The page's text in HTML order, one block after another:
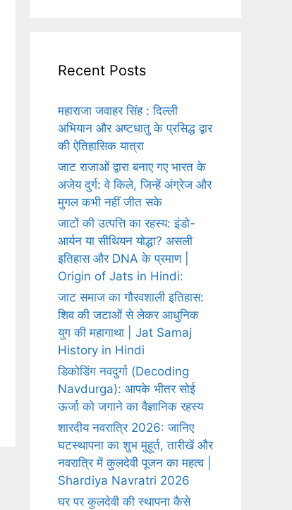
Recent Posts
महाराजा जवाहर सिंह : दिल्ली
अभियान और अष्टधातु के प्रसिद्ध द्वार
की ऐतिहासिक यात्रा
जाट राजाओं द्वारा बनाए गए भारत के
अजेय दुर्ग: वे किले, जिन्हें अंग्रेज और
मुगल कभी नहीं जीत सके
जाटों की उत्पत्ति का रहस्य: इंडो-
आर्यन या सीथियन योद्धा? असली
इतिहास और DNA के प्रमाण |
Origin of Jats in Hindi:
जाट समाज का गौरवशाली इतिहास:
शिव की जटाओं से लेकर आधुनिक
युग की महागाथा | Jat Samaj
History in Hindi
डिकोडिंग नवदुर्गा (Decoding
Navdurga): आपके भीतर सोई
ऊर्जा को जगाने का वैज्ञानिक रहस्य
शारदीय नवरात्रि 2026: जानिए
घटस्थापना का शुभ मुहूर्त, तारीखें और
नवरात्रि में कुलदेवी पूजन का महत्व |
Shardiya Navratri 2026
घर पर कुलदेवी की स्थापना कैसे